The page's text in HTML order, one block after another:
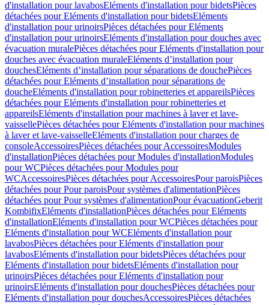
d'installation pour lavabosEléments d'installation pour bidetsPièces
détachées pour Eléments d'installation pour bidetsEléments
d'installation pour urinoirsPièces détachées pour Eléments
d'installation pour urinoirsEléments d'installation pour douches avec
évacuation muralePièces détachées pour Eléments d'installation pour
douches avec évacuation muraleEléments d’installation pour
douchesEléments d’installation pour séparations de douchePièces
détachées pour Eléments d’installation pour séparations de
doucheEléments d'installation pour robinetteries et appareilsPièces
détachées pour Eléments d'installation pour robinetteries et
appareilsEléments d'installation pour machines à laver et lave-
vaissellePièces détachées pour Eléments d'installation pour machines
à laver et lave-vaisselleEléments d'installation pour charges de
consoleAccessoiresPièces détachées pour AccessoiresModules
d'installationPièces détachées pour Modules d'installationModules
pour WCPièces détachées pour Modules pour
WCAccessoiresPièces détachées pour AccessoiresPour paroisPièces
détachées pour Pour paroisPour systèmes d'alimentationPièces
détachées pour Pour systèmes d'alimentationPour évacuationGeberit
KombifixEléments d'installationPièces détachées pour Eléments
d'installationEléments d'installation pour WCPièces détachées pour
Eléments d'installation pour WCEléments d'installation pour
lavabosPièces détachées pour Eléments d'installation pour
lavabosEléments d'installation pour bidetsPièces détachées pour
Eléments d'installation pour bidetsEléments d'installation pour
urinoirsPièces détachées pour Eléments d'installation pour
urinoirsEléments d'installation pour douchesPièces détachées pour
Eléments d'installation pour douchesAccessoiresPièces détachées